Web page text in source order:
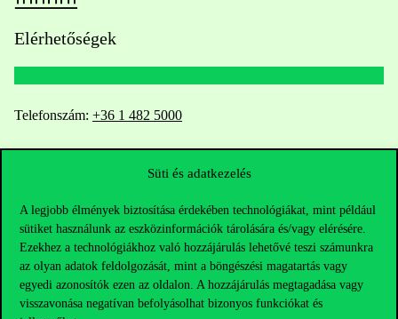
Süti és adatkezelés
A legjobb élmények biztosítása érdekében technológiákat, mint például
sütiket használunk az eszközinformációk tárolására és/vagy elérésére.
Ezekhez a technológiákhoz való hozzájárulás lehetővé teszi számunkra
az olyan adatok feldolgozását, mint a böngészési magatartás vagy
egyedi azonosítók ezen az oldalon. A hozzájárulás megtagadása vagy
visszavonása negatívan befolyásolhat bizonyos funkciókat és
Elérhetőségek
Telefonszám: +36 1 482 5000
HUB jelenlegi hallgatóinknak
Sajtó:press@uni-corvinus.hu